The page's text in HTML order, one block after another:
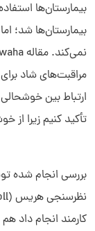
بیمارستان‌ها
بیمارستان‌ها شد؛
مراقبت‌های شاد
ارتباط بین
تأکید کنیم زیرا
کارمند انجام داد